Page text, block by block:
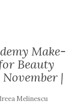
Make-
Beauty
|
Melinescu